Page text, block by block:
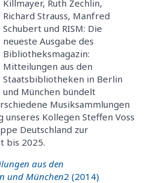
Killmayer, Ruth Zechlin,
Richard Strauss, Manfred
Schubert und RISM: Die
neueste Ausgabe des
Bibliotheksmagazin:
Mitteilungen aus den
Staatsbibliotheken in Berlin
und München bündelt
Musiksammlungen
Kollegen Steffen Voss
Deutschland zur
bis 2025.
aus den
und München2 (2014)